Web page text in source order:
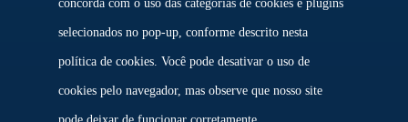
concorda com o uso das categorias de cookies e plugins
selecionados no pop-up, conforme descrito nesta
política de cookies. Você pode desativar o uso de
cookies pelo navegador, mas observe que nosso site